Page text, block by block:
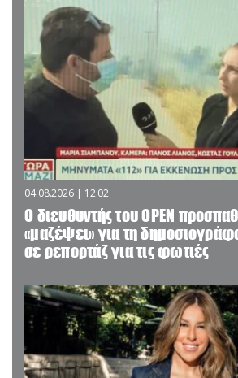
04.08.2026 | 12:02
O διευθυντής του OPEN
«μαζέψει» για τη
σε ρεπορτάζ για τις φωτιές